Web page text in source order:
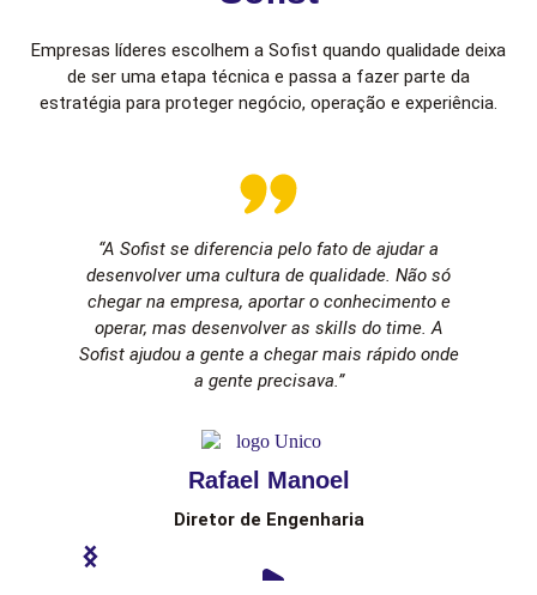
Empresas líderes escolhem a Sofist quando qualidade deixa
de ser uma etapa técnica e passa a fazer parte da
estratégia para proteger negócio, operação e experiência.
“A Sofist se diferencia pelo fato de ajudar a
desenvolver uma cultura de qualidade. Não só
chegar na empresa, aportar o conhecimento e
operar, mas desenvolver as skills do time. A
Sofist ajudou a gente a chegar mais rápido onde
a gente precisava.”
Rafael Manoel
Diretor de Engenharia